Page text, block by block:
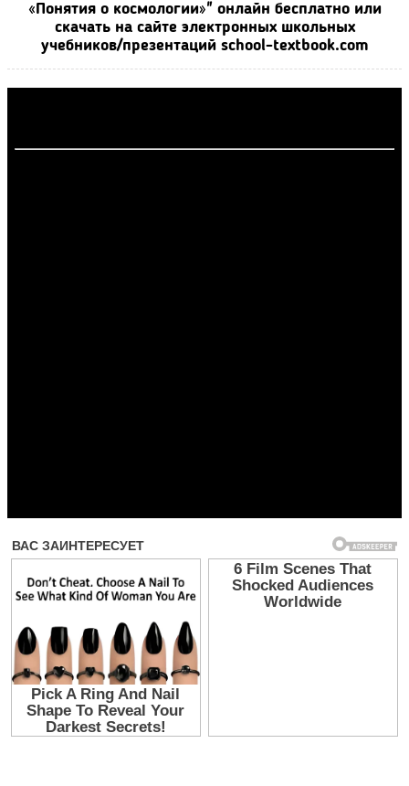
«Понятия о космологии»" онлайн бесплатно или
скачать на сайте электронных школьных
учебников/презентаций school-textbook.com